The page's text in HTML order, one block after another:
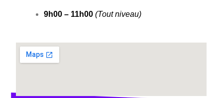
9h00 – 11h00(Tout niveau)